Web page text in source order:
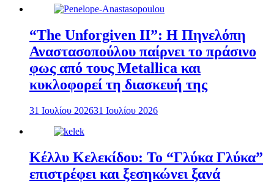
“The Unforgiven II”: Η Πηνελόπη
Αναστασοπούλου παίρνει το πράσινο
φως από τους Metallica και
κυκλοφορεί τη διασκευή της
31 Ιουλίου 202631 Ιουλίου 2026
Κέλλυ Κελεκίδου: Το “Γλύκα Γλύκα”
επιστρέφει και ξεσηκώνει ξανά